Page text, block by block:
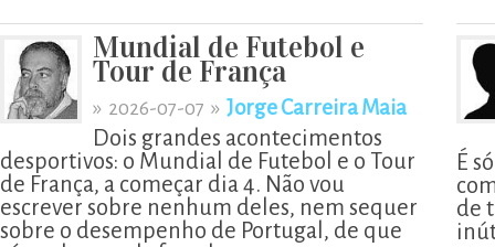
Mundial de Futebol e
Tour de França
» 2026-07-07 » Jorge Carreira Maia
Dois grandes acontecimentos
desportivos: o Mundial de Futebol e o Tour
de França, a começar dia 4. Não vou
escrever sobre nenhum deles, nem sequer
sobre o desempenho de Portugal, de que
É
de